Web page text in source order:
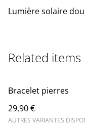
Lumière solaire
Related items
Bracelet pierres
29,90 €
AUTRES VARIANTES